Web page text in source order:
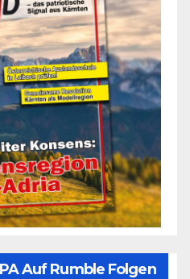
Auf Rumble Folgen